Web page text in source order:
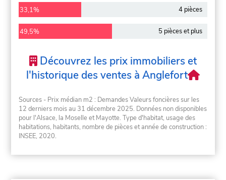
33,1% 4 pièces
49,5% 5 pièces et plus
Découvrez les prix immobiliers et
l'historique des ventes à Anglefort
Sources - Prix médian m2 : Demandes Valeurs foncières sur les
12 derniers mois au 31 décembre 2025. Données non disponibles
pour l'Alsace, la Moselle et Mayotte. Type d'habitat, usage des
habitations, habitants, nombre de pièces et année de construction :
INSEE, 2020.